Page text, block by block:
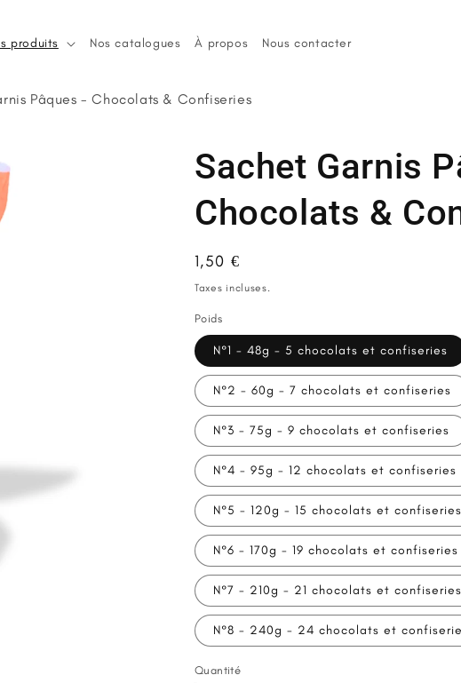
produits Nos catalogues À propos Nous contacter
Pâques - Chocolats & Confiseries
Sachet Garnis
Chocolats &
Prix
habituel
1,50 €
Taxes incluses.
Poids
N°1 - 48g - 5 chocolats et confiseries
N°2 - 60g - 7 chocolats et confiseries
N°3 - 75g - 9 chocolats et confiseries
N°4 - 95g - 12 chocolats et confiseries
N°5 - 120g - 15 chocolats et confiseries
N°6 - 170g - 19 chocolats et confiseries
N°7 - 210g - 21 chocolats et confiseries
N°8 - 240g - 24 chocolats et
Quantité